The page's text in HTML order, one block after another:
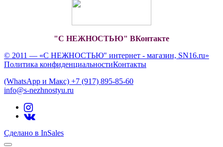
"С НЕЖНОСТЬЮ" ВКонтакте
© 2011 — «С НЕЖНОСТЬЮ" интернет - магазин, SN16.ru»
Политика конфиденциальностиКонтакты
(WhatsApp и Макс) +7 (917) 895-85-60
info@s-nezhnostyu.ru
Сделано в InSales